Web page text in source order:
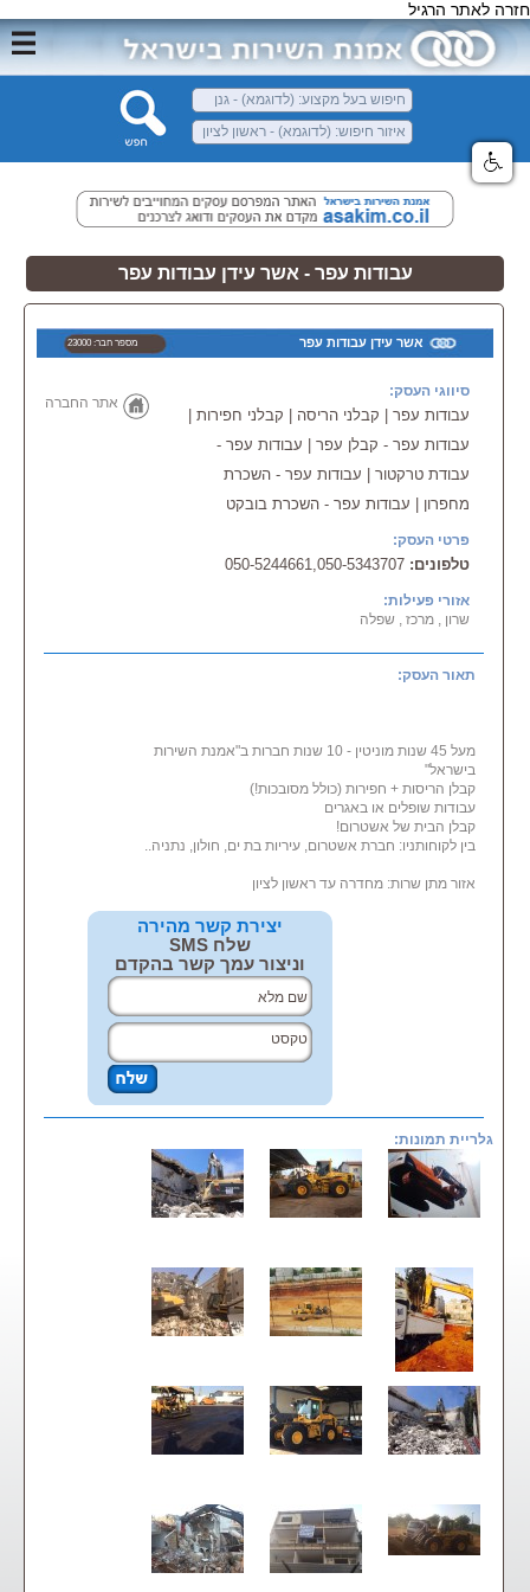
חזרה לאתר הרגיל
עבודות עפר - אשר עידן עבודות עפר
אשר עידן עבודות עפר מספר חבר: 23000
סיווגי העסק:
עבודות עפר | קבלני הריסה | קבלני חפירות |
עבודות עפר - קבלן עפר | עבודות עפר -
עבודת טרקטור | עבודות עפר - השכרת
מחפרון | עבודות עפר - השכרת בובקט
פרטי העסק:
טלפונים: 050-5244661,050-5343707
אזורי פעילות:
שרון , מרכז , שפלה
אתר החברה
תאור העסק:
מעל 45 שנות מוניטין - 10 שנות חברות ב"אמנת השירות
בישראל"
קבלן הריסות + חפירות (כולל מסובכות!)
עבודות שופלים או באגרים
קבלן הבית של אשטרום!
בין לקוחותניו: חברת אשטרום, עיריות בת ים, חולון, נתניה..
אזור מתן שרות: מחדרה עד ראשון לציון
יצירת קשר מהירה
שלח SMS
וניצור עמך קשר בהקדם
גלריית תמונות: